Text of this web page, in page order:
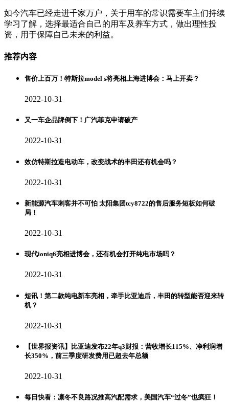
如今汽车已经走进千家万户，关于用车的常识需要车主们持续
学习了解，选择最适合自己的用车及养车方式，做出理性投
资，用于保障自己未来的利益。
推荐内容
售价上百万！特斯拉model s将亮相上海进博会：马上开卖？
2022-10-31
又一车企品牌倒下！广汽菲克申请破产
2022-10-31
效仿特斯拉造电动车，改变战术的丰田还有机会吗？
2022-10-31
新能源汽车刺客并不可怕 太阳集团tcy8722的售后服务短板如何破
局！
2022-10-31
现代ioniq6亮相进博会，还有机会打开纯电市场吗？
2022-10-31
短讯！第二款纯电新车亮相，牵手比亚迪后，丰田的转型能否迎来转
机？
2022-10-31
【世界报资讯】比亚迪发布22年q3财报：营收增长115%、净利润增
长350%，前三季度研发费用已超去年总额
2022-10-31
每日快看：凛冬不良路况推高汽配需求，美国汽车“过冬”也疯狂！